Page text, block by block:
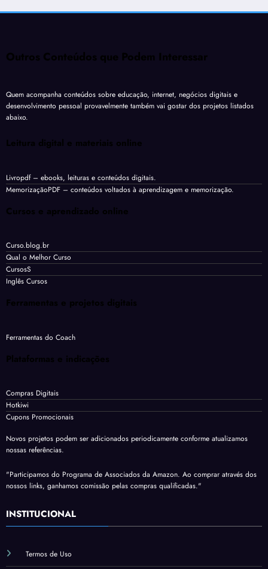
Outros Conteúdos que Podem Interessar
Quem acompanha conteúdos sobre educação, internet, negócios digitais e
desenvolvimento pessoal provavelmente também vai gostar dos projetos listados
abaixo.
Leitura digital e materiais online
Livropdf– ebooks, leituras e conteúdos digitais.
MemorizaçãoPDF – conteúdos voltados à aprendizagem e memorização.
Cursos e aprendizado online
Curso.blog.br
Qual o Melhor Curso
CursosS
Inglês Cursos
Ferramentas e projetos digitais
Ferramentas do Coach
Plataformas e indicações
Compras Digitais
Hotkiwi
Cupons Promocionais
Novos projetos podem ser adicionados periodicamente conforme atualizamos
nossas referências.
"Participamos do Programa de Associados da Amazon. Ao comprar através dos
nossos links, ganhamos comissão pelas compras qualificadas."
INSTITUCIONAL
Termos de Uso